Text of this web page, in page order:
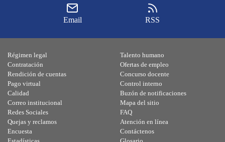
Email RSS
Régimen legal
Contratación
Rendición de cuentas
Pago virtual
Calidad
Talento humano
Ofertas de empleo
Concurso docente
Control interno
Buzón de notificaciones
Correo institucional
Redes Sociales
Quejas y reclamos
Encuesta
Mapa del sitio
FAQ
Atención en línea
Contáctenos